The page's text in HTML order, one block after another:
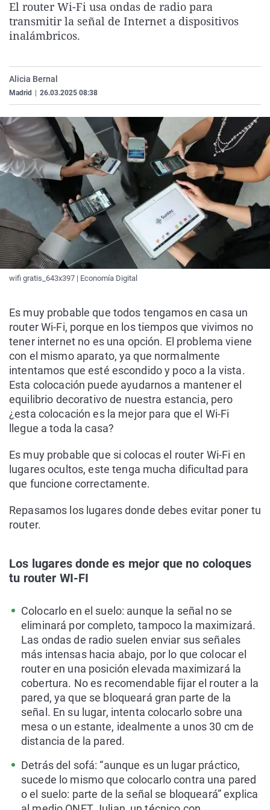
La rosa de los vientos
Gente viajera
Caso
Retornados
Extremadura
Galicia
Virales
Televisión
El router Wi-Fi usa ondas de radio para
transmitir la señal de Internet a dispositivos
inalámbricos.
Alicia Bernal
Madrid 26.03.2025 08:38
wifi gratis_643x397 | Economía Digital
Es muy probable que todos tengamos en casa un
router Wi-Fi, porque en los tiempos que vivimos no
tener internet no es una opción. El problema viene
con el mismo aparato, ya que normalmente
intentamos que esté escondido y poco a la vista.
Esta colocación puede ayudarnos a mantener el
equilibrio decorativo de nuestra estancia, pero
¿esta colocación es la mejor para que el Wi-Fi
llegue a toda la casa?
Es muy probable que si colocas el router Wi-Fi en
lugares ocultos, este tenga mucha dificultad para
que funcione correctamente.
Repasamos los lugares donde debes evitar poner tu
router.
Los lugares donde es mejor que no coloques
tu router WI-FI
Colocarlo en el suelo: aunque la señal no se
eliminará por completo, tampoco la maximizará.
Las ondas de radio suelen enviar sus señales
más intensas hacia abajo, por lo que colocar el
router en una posición elevada maximizará la
cobertura. No es recomendable fijar el router a la
pared, ya que se bloqueará gran parte de la
señal. En su lugar, intenta colocarlo sobre una
mesa o un estante, idealmente a unos 30 cm de
distancia de la pared.
Detrás del sofá: “aunque es un lugar práctico,
sucede lo mismo que colocarlo contra una pared
o el suelo: parte de la señal se bloqueará” explica